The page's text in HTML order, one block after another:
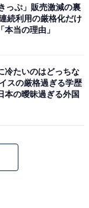
ュメント「プラ
ったのです
んと『どうする
ものです。プラ
わず写真を撮り
も大きかっ
っぷ」販売激減の裏
続利用の厳格化だけ
本当の理由」
冷たいのはどっちな
スの厳格過ぎる学歴
本の曖昧過ぎる外国